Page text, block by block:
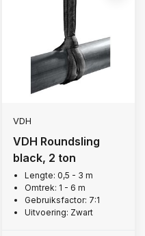
VDH
VDH Roundsling
black, 2 ton
Lengte: 0,5 - 3 m
Omtrek: 1 - 6 m
Gebruiksfactor: 7:1
Uitvoering: Zwart